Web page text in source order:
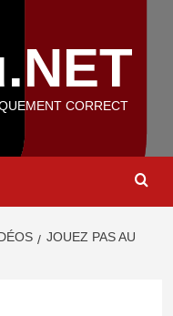
CORRECT
JOUEZ PAS AU